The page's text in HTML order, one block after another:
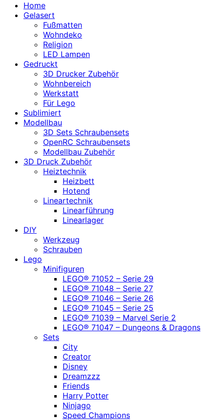
Home
Gelasert
Fußmatten
Wohndeko
Religion
LED Lampen
Gedruckt
3D Drucker Zubehör
Wohnbereich
Werkstatt
Für Lego
Sublimiert
Modellbau
3D Sets Schraubensets
OpenRC Schraubensets
Modellbau Zubehör
3D Druck Zubehör
Heiztechnik
Heizbett
Hotend
Lineartechnik
Linearführung
Linearlager
DIY
Werkzeug
Schrauben
Lego
Minifiguren
LEGO® 71052 – Serie 29
LEGO® 71048 – Serie 27
LEGO® 71046 – Serie 26
LEGO® 71045 – Serie 25
LEGO® 71039 – Marvel Serie 2
LEGO® 71047 – Dungeons & Dragons
Sets
City
Creator
Disney
Dreamzzz
Friends
Harry Potter
Ninjago
Speed Champions